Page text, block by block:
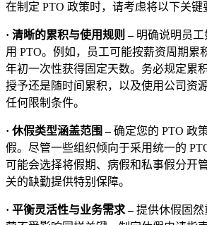
在制定 PTO 政策时，请考虑将以下关键
· 清晰的累积与使用规则 – 明确说明员
用 PTO。例如，员工可能按薪资周期累
年初一次性获得固定天数。务必规定累
授予还是随时间累积，以及使用公司资
任何限制条件。
· 休假类型涵盖范围 –确定您的 PTO 政
假。尽管一些组织倾向于采用统一的
可能会选择将假期、病假和私事假分开
关的缺勤提供特别保障。
· 平衡灵活性与业务需求 –提供休假固然